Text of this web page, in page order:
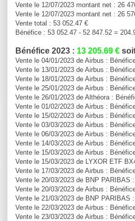
Vente le 12/07/2023 montant net : 26
Vente le 12/07/2023 montant net : 26
Vente total : 53 052.47 €
Bénéfice : 53 052.47 - 52 847.52 =
Bénéfice 2023 : 13 205.69 €
Vente le 04/01/2023 de Airbus :
Vente le 13/01/2023 de Airbus :
Vente le 18/01/2023 de Airbus :
Vente le 25/01/2023 de Airbus :
Vente le 26/01/2023 de Althéora :
Vente le 01/02/2023 de Airbus :
Vente le 15/02/2023 de Airbus :
Vente le 03/03/2023 de Airbus :
Vente le 06/03/2023 de Airbus :
Vente le 14/03/2023 de Airbus :
Vente le 15/03/2023 de Airbus :
Vente le 15/03/2023 de LYXOR ETF
Vente le 17/03/2023 de Airbus :
Vente le 20/03/2023 de BNP PARIBAS
Vente le 20/03/2023 de Airbus :
Vente le 21/03/2023 de BNP PARIBAS
Vente le 22/03/2023 de Airbus :
Vente le 23/03/2023 de Airbus :